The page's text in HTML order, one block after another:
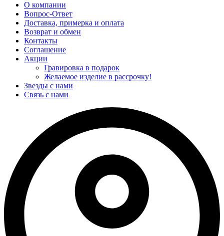
О компании
Вопрос-Ответ
Доставка, примерка и оплата
Возврат и обмен
Контакты
Соглашение
Акции
Гравировка в подарок
Желаемое изделие в рассрочку!
Звезды с нами
Связь с нами